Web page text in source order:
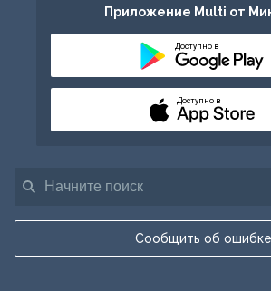
Сообщить об ошибке
Приложение Multi от
Доступно в
Доступно в